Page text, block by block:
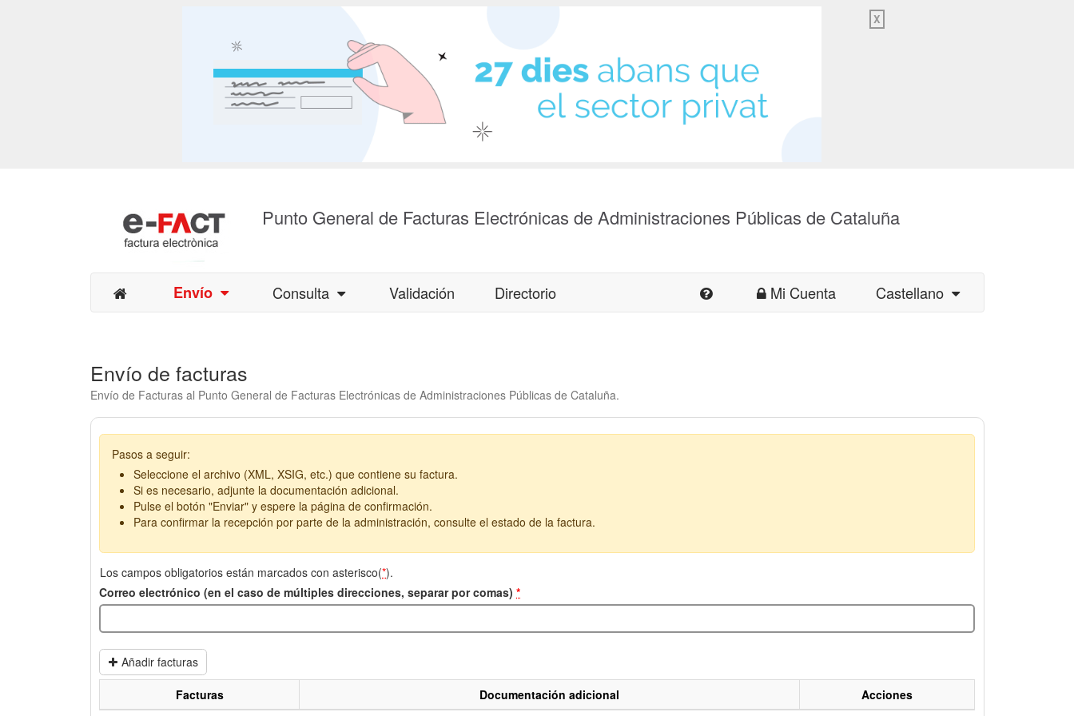
X
Punto General de Facturas Electrónicas de Administraciones Públicas de Cataluña
Envío Consulta Validación Directorio Mi Cuenta Castellano
Envío de facturas
Envío de Facturas al Punto General de Facturas Electrónicas de Administraciones Públicas de Cataluña.
Pasos a seguir:
Seleccione el archivo (XML, XSIG, etc.) que contiene su factura.
Si es necesario, adjunte la documentación adicional.
Pulse el botón "Enviar" y espere la página de confirmación.
Para confirmar la recepción por parte de la administración, consulte el estado de la factura.
Los campos obligatorios están marcados con asterisco(*).
Correo electrónico (en el caso de múltiples direcciones, separar por comas) *
Añadir facturas
Facturas Documentación adicional Acciones